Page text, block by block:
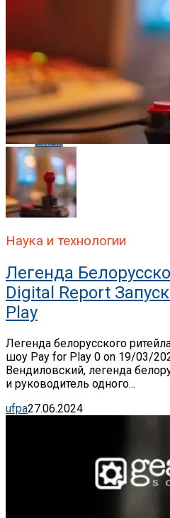
Whatsapp
Whatsapp
Email
Наука и технологии
Легенда
Digital Report
Play
Легенда белорусского
шоу Pay for Play 0 on 19/03/
Вендиловский, легенда
и руководитель одного...
ufpa27.06.2024